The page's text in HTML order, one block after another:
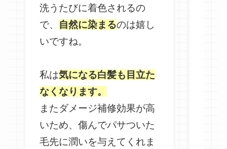
洗うたびに着色されるの
で、 自然に染まるのは嬉し
いですね。
私は気になる白髪も目立た
なくなります。
またダメージ補修効果が高
いため、傷んでパサついた
毛先に潤いを与えてくれま